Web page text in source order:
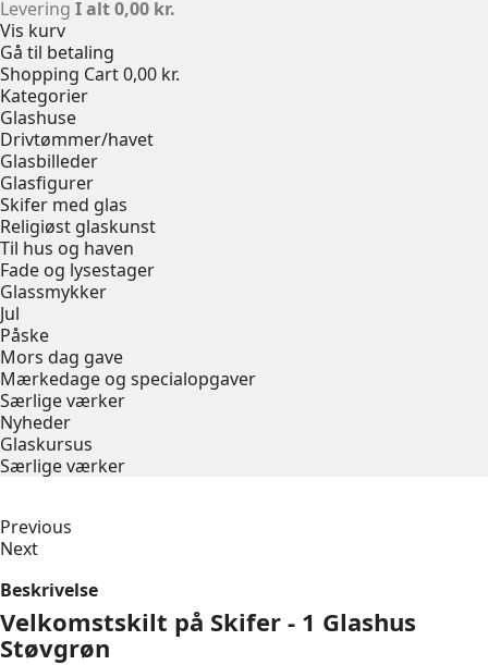
Levering I alt0,00 kr.
Vis kurv
Gå til betaling
Shopping Cart0,00 kr.
Kategorier
Glashuse
Drivtømmer/havet
Glasbilleder
Glasfigurer
Skifer med glas
Religiøst glaskunst
Til hus og haven
Fade og lysestager
Glassmykker
Jul
Påske
Mors dag gave
Mærkedage og specialopgaver
Særlige værker
Nyheder
Glaskursus
Særlige værker
Previous
Next
Beskrivelse
Velkomstskilt på Skifer - 1 Glashus
Støvgrøn